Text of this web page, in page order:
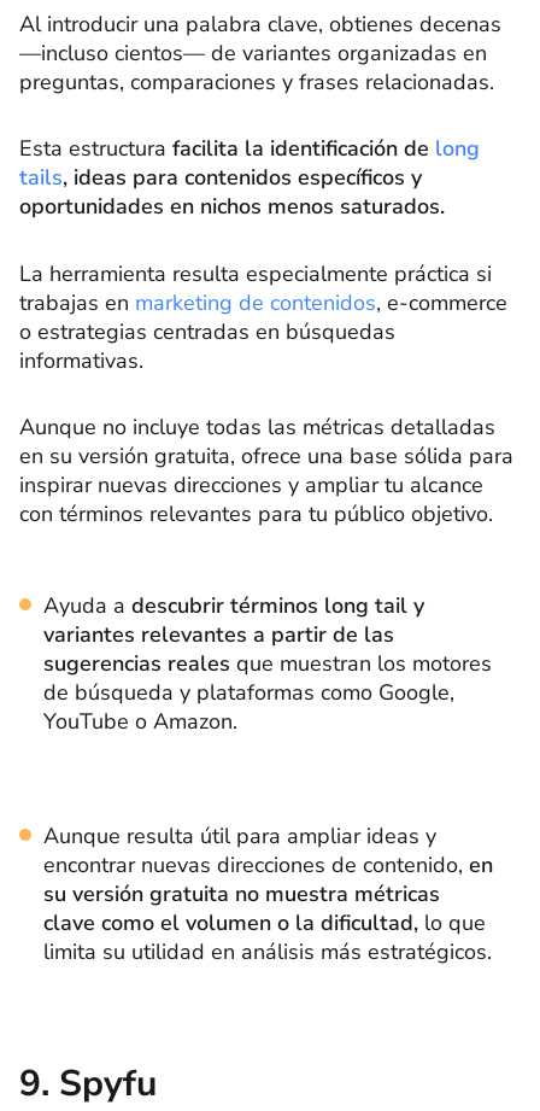
Al introducir una palabra clave, obtienes decenas
—incluso cientos— de variantes organizadas en
preguntas, comparaciones y frases relacionadas.
Esta estructura facilita la identificación de long
tails, ideas para contenidos específicos y
oportunidades en nichos menos saturados.
La herramienta resulta especialmente práctica si
trabajas en marketing de contenidos, e-commerce
o estrategias centradas en búsquedas
informativas.
Aunque no incluye todas las métricas detalladas
en su versión gratuita, ofrece una base sólida para
inspirar nuevas direcciones y ampliar tu alcance
con términos relevantes para tu público objetivo.
Ayuda a descubrir términos long tail y
variantes relevantes a partir de las
sugerencias reales que muestran los motores
de búsqueda y plataformas como Google,
YouTube o Amazon.
Aunque resulta útil para ampliar ideas y
encontrar nuevas direcciones de contenido, en
su versión gratuita no muestra métricas
clave como el volumen o la dificultad, lo que
limita su utilidad en análisis más estratégicos.
9. Spyfu